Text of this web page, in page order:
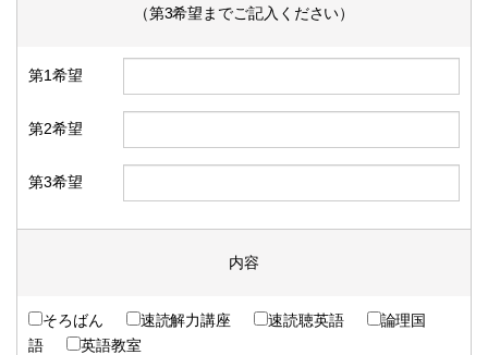
（第3希望までご記入ください）
第1希望
第2希望
第3希望
内容
そろばん 速読解力講座 速読聴英語
論理国
語
英語教室